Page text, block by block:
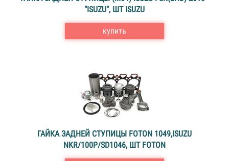
"ISUZU", ШТ ISUZU
купить
ГАЙКА ЗАДНЕЙ СТУПИЦЫ FOTON 1049,ISUZU
NKR/100P/SD1046, ШТ FOTON